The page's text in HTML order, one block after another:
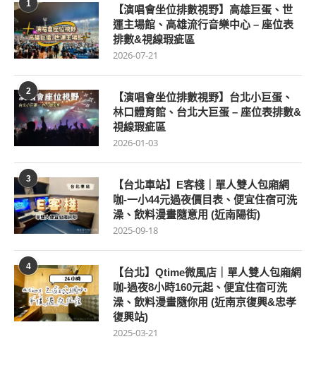
1
【演唱會坐位排數視野】高雄巨蛋、世
運主場館、高雄流行音樂中心 – 座位表
排數&視線瑕疵區
2026-07-21
2
【演唱會坐位排數視野】台北小巨蛋、
林口體育館、台北大巨蛋 – 座位表排數&
視線瑕疵區
2026-01-03
3
【台北車站】E客棧｜單人雙人包廂網
咖-一小44元過夜價目表、便宜住宿可洗
澡、飲料漫畫隨意用 (近南陽街)
2025-09-18
4
【台北】Qtime微風店｜單人雙人包廂網
咖-過夜8小時160元起、便宜住宿可洗
澡、飲料漫畫隨你用 (近南京復興&忠孝
復興站)
2025-03-21